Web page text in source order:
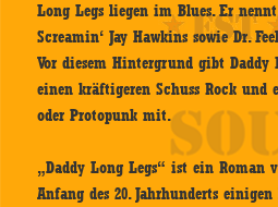
Long Legs liegen im Blues. Er nennt
Screamin‘ Jay Hawkins sowie Dr.
Vor diesem Hintergrund gibt Daddy
einen kräftigeren Schuss Rock und
oder Protopunk mit.
„Daddy Long Legs“ ist ein Roman
Anfang des 20. Jahrhunderts